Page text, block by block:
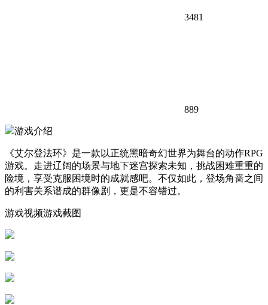
3481
889
游戏介绍
《艾尔登法环》是一款以正统黑暗奇幻世界为舞台的动作RPG
游戏。走进辽阔的场景与地下迷宫探索未知，挑战困难重重的
险境，享受克服困境时的成就感吧。不仅如此，登场角啬之间
的利害关系谱成的群像剧，更是不容错过。
游戏视频游戏截图